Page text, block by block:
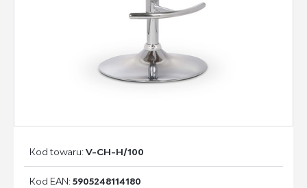
Kod towaru:V-CH-H/100
Kod EAN:5905248114180